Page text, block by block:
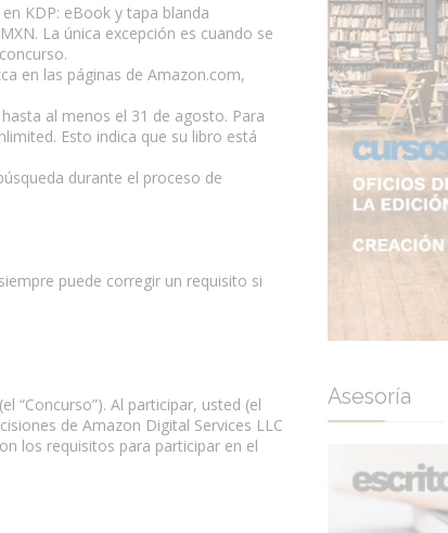
KDP: eBook y tapa blanda
La única excepción es cuando se
en las páginas de Amazon.com,
al menos el 31 de agosto. Para
Esto indica que su libro está
durante el proceso de
puede corregir un requisito si
“Concurso”). Al participar, usted (el
de Amazon Digital Services LLC
los requisitos para participar en el
Asesoría